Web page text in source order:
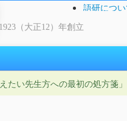
1923（大正12）年創立
語研につ
い先生方への最初の処方箋」